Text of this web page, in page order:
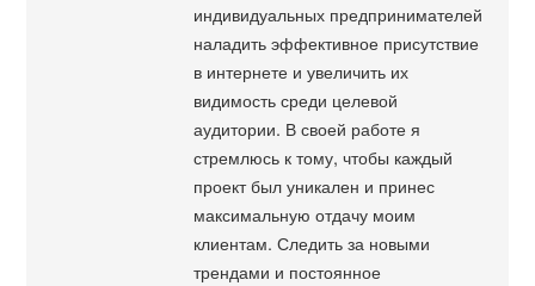
индивидуальных предпринимателей
наладить эффективное присутствие
в интернете и увеличить их
видимость среди целевой
аудитории. В своей работе я
стремлюсь к тому, чтобы каждый
проект был уникален и принес
максимальную отдачу моим
клиентам. Следить за новыми
трендами и постоянное